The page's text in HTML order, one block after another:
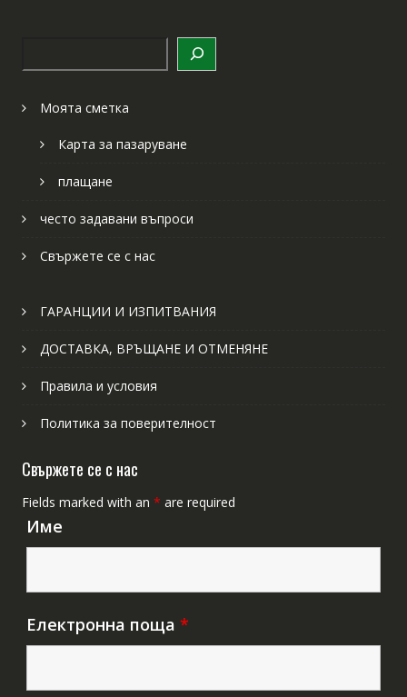
Моята сметка
Карта за пазаруване
плащане
често задавани въпроси
Свържете се с нас
ГАРАНЦИИ И ИЗПИТВАНИЯ
ДОСТАВКА, ВРЪЩАНЕ И ОТМЕНЯНЕ
Правила и условия
Политика за поверителност
Свържете се с нас
Fields marked with an * are required
Име
Електронна поща *